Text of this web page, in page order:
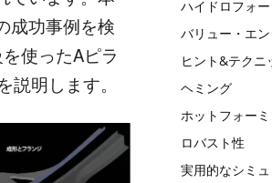
成功事例を検
使ったAピラ
明します。
ハイドロフォ
バリュー・エ
ヒント&テクニ
ヘミング
ホットフォー
ロバスト性
実用的なシミ